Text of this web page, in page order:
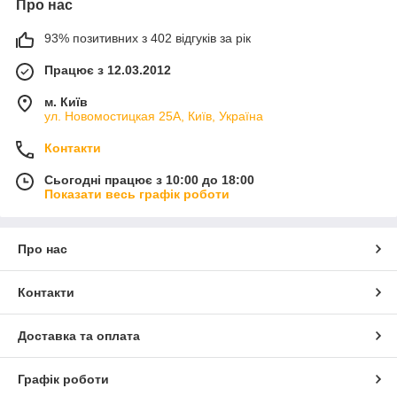
Про нас
93% позитивних з 402 відгуків за рік
Працює з 12.03.2012
м. Київ
ул. Новомостицкая 25А, Київ, Україна
Контакти
Сьогодні працює з 10:00 до 18:00
Показати весь графік роботи
Про нас
Контакти
Доставка та оплата
Графік роботи